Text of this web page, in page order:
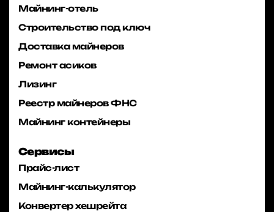
Майнинг-отель
Строительство под ключ
Доставка майнеров
Ремонт асиков
Лизинг
Реестр майнеров ФНС
Майнинг контейнеры
Сервисы
Прайс-лист
Майнинг-калькулятор
Конвертер хешрейта